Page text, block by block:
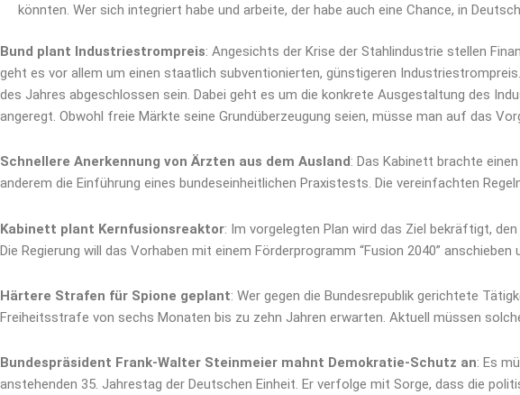
könnten. Wer sich integriert habe und arbeite, der habe auch eine Chance, in
Bund plant Industriestrompreis: Angesichts der Krise der Stahlindustrie stellen
geht es vor allem um einen staatlich subventionierten, günstigeren
des Jahres abgeschlossen sein. Dabei geht es um die konkrete Ausgestaltung des
angeregt. Obwohl freie Märkte seine Grundüberzeugung seien, müsse man auf das
Schnellere Anerkennung von Ärzten aus dem Ausland: Das Kabinett brachte
anderem die Einführung eines bundeseinheitlichen Praxistests. Die vereinfachten
Kabinett plant Kernfusionsreaktor: Im vorgelegten Plan wird das Ziel bekräftigt,
Die Regierung will das Vorhaben mit einem Förderprogramm “Fusion 2040” anschieben
Härtere Strafen für Spione geplant: Wer gegen die Bundesrepublik gerichtete
Freiheitsstrafe von sechs Monaten bis zu zehn Jahren erwarten. Aktuell müssen
Bundespräsident Frank-Walter Steinmeier mahnt Demokratie-Schutz an: Es
anstehenden 35. Jahrestag der Deutschen Einheit. Er verfolge mit Sorge, dass die